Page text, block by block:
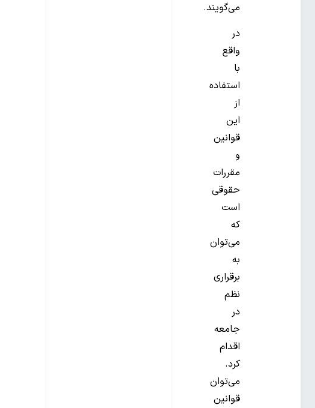
می‌گویند.
در
واقع
با
استفاده
از
این
قوانین
و
مقررات
حقوقی
است
که
می‌توان
به
برقراری
نظم
در
جامعه
اقدام
کرد.
می‌توان
قوانین